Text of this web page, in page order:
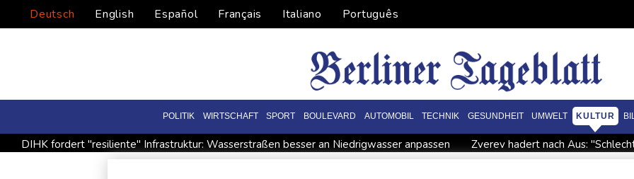
Deutsch English Español Français Italiano Português
POLITIK WIRTSCHAFT SPORT BOULEVARD AUTOMOBIL TECHNIK GESUNDHEIT UMWELT KULTUR
DIHK fordert "resiliente" Infrastruktur: Wasserstraßen besser an Niedrigwasser anpassen
Zverev hadert nach Aus: